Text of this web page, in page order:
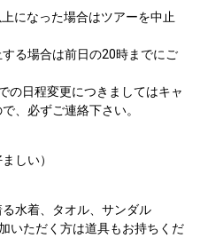
になった場合はツアーを中止
る場合は前日の20時までにご
の日程変更につきましてはキャ
、必ずご連絡下さい。
しい）
水着、タオル、サンダル
いただく方は道具もお持ちくだ